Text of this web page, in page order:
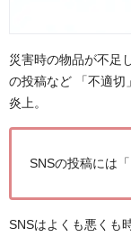
災害時の物品が不足
の投稿など 「不適切
炎上。
SNSの投稿には
SNSはよくも悪くも